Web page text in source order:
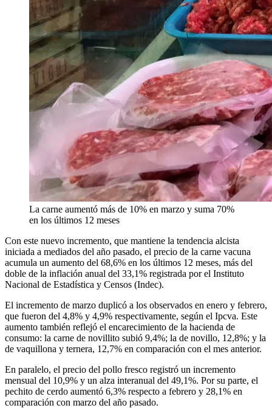
La carne aumentó más de 10% en marzo y suma 70%
en los últimos 12 meses
Con este nuevo incremento, que mantiene la tendencia alcista
iniciada a mediados del año pasado, el precio de la carne vacuna
acumula un aumento del 68,6% en los últimos 12 meses, más del
doble de la inflación anual del 33,1% registrada por el Instituto
Nacional de Estadística y Censos (Indec).
El incremento de marzo duplicó a los observados en enero y febrero,
que fueron del 4,8% y 4,9% respectivamente, según el Ipcva. Este
aumento también reflejó el encarecimiento de la hacienda de
consumo: la carne de novillito subió 9,4%; la de novillo, 12,8%; y la
de vaquillona y ternera, 12,7% en comparación con el mes anterior.
En paralelo, el precio del pollo fresco registró un incremento
mensual del 10,9% y un alza interanual del 49,1%. Por su parte, el
pechito de cerdo aumentó 6,3% respecto a febrero y 28,1% en
comparación con marzo del año pasado.